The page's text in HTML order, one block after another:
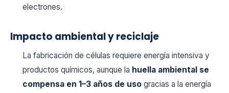
electrones.
Impacto ambiental y reciclaje
La fabricación de células requiere energía intensiva y
productos químicos, aunque la huella ambiental se
compensa en 1–3 años de uso gracias a la energía